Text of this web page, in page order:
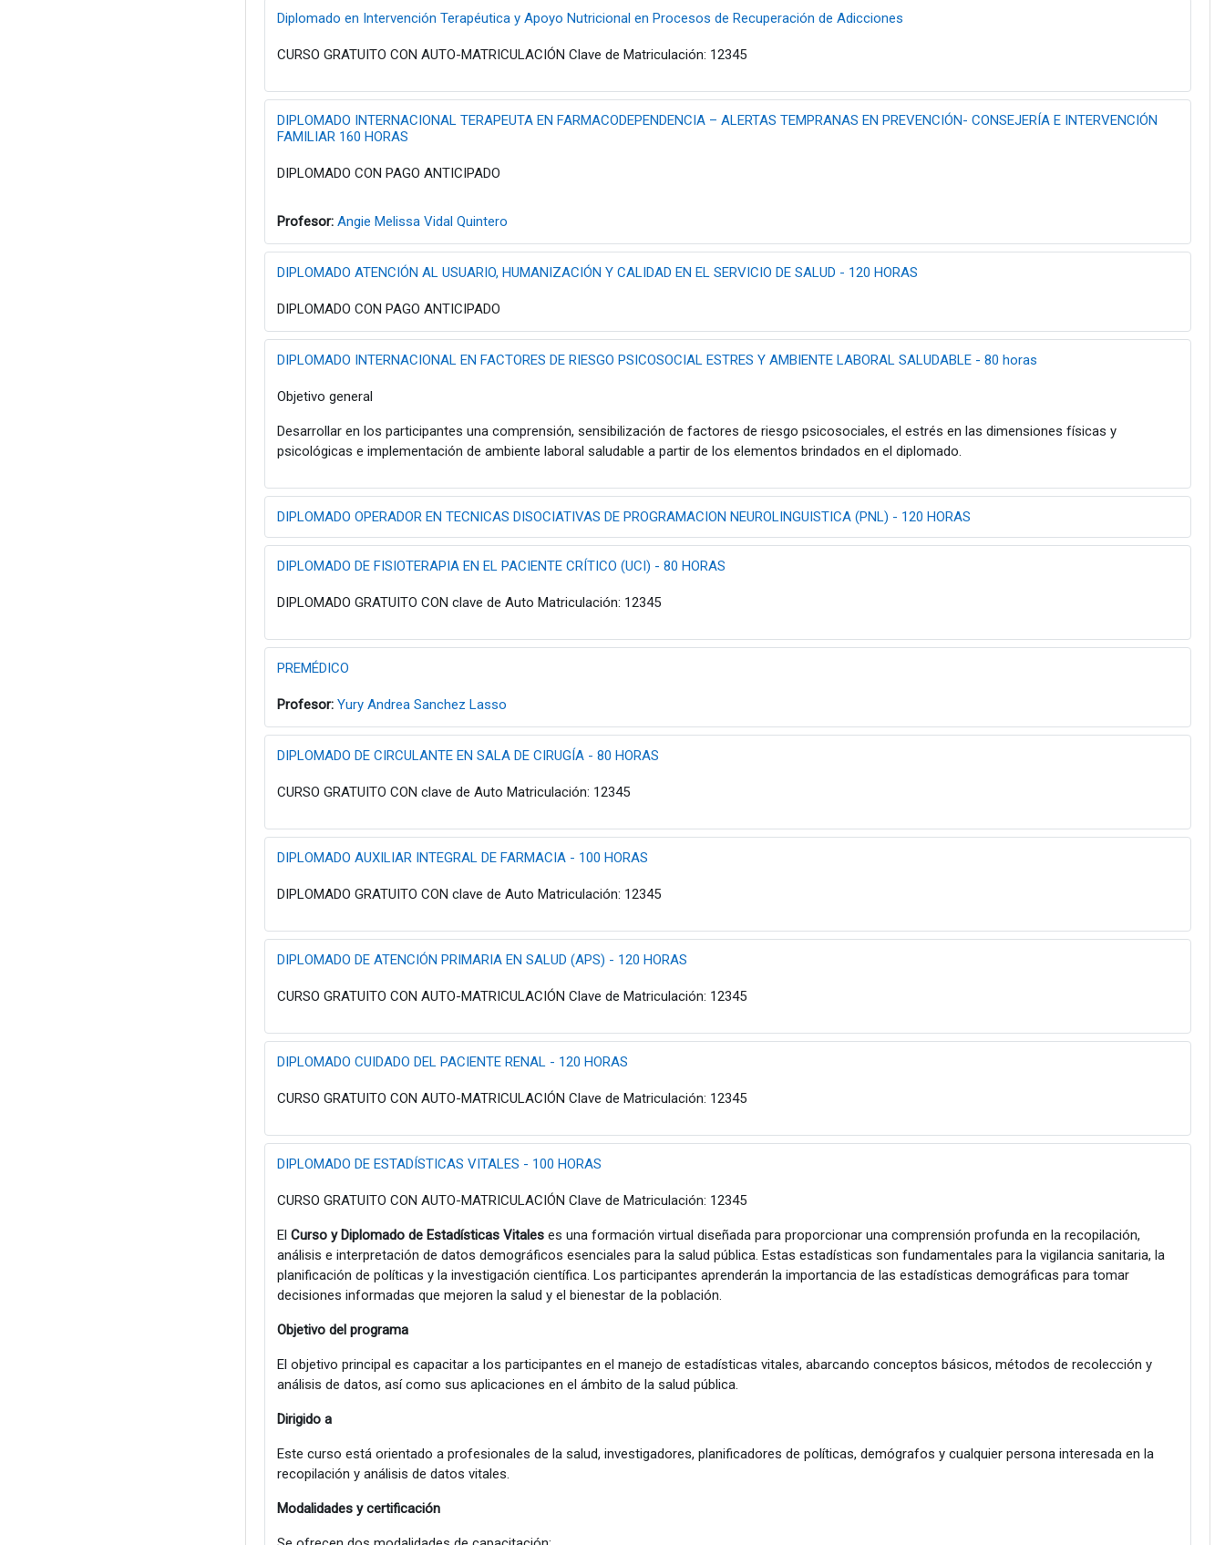
Diplomado en Intervención Terapéutica y Apoyo Nutricional en Procesos de Recuperación de Adicciones
CURSO GRATUITO CON AUTO-MATRICULACIÓN Clave de Matriculación: 12345
DIPLOMADO INTERNACIONAL TERAPEUTA EN FARMACODEPENDENCIA – ALERTAS TEMPRANAS EN PREVENCIÓN- CONSEJERÍA E INTERVENCIÓN
FAMILIAR 160 HORAS
DIPLOMADO CON PAGO ANTICIPADO
Profesor: Angie Melissa Vidal Quintero
DIPLOMADO ATENCIÓN AL USUARIO, HUMANIZACIÓN Y CALIDAD EN EL SERVICIO DE SALUD - 120 HORAS
DIPLOMADO CON PAGO ANTICIPADO
DIPLOMADO INTERNACIONAL EN FACTORES DE RIESGO PSICOSOCIAL ESTRES Y AMBIENTE LABORAL SALUDABLE - 80 horas
Objetivo general
Desarrollar en los participantes una comprensión, sensibilización de factores de riesgo psicosociales, el estrés en las dimensiones físicas y
psicológicas e implementación de ambiente laboral saludable a partir de los elementos brindados en el diplomado.
DIPLOMADO OPERADOR EN TECNICAS DISOCIATIVAS DE PROGRAMACION NEUROLINGUISTICA (PNL) - 120 HORAS
DIPLOMADO DE FISIOTERAPIA EN EL PACIENTE CRÍTICO (UCI) - 80 HORAS
DIPLOMADO GRATUITO CON clave de Auto Matriculación: 12345
PREMÉDICO
Profesor: Yury Andrea Sanchez Lasso
DIPLOMADO DE CIRCULANTE EN SALA DE CIRUGÍA - 80 HORAS
CURSO GRATUITO CON clave de Auto Matriculación: 12345
DIPLOMADO AUXILIAR INTEGRAL DE FARMACIA - 100 HORAS
DIPLOMADO GRATUITO CON clave de Auto Matriculación: 12345
DIPLOMADO DE ATENCIÓN PRIMARIA EN SALUD (APS) - 120 HORAS
CURSO GRATUITO CON AUTO-MATRICULACIÓN Clave de Matriculación: 12345
DIPLOMADO CUIDADO DEL PACIENTE RENAL - 120 HORAS
CURSO GRATUITO CON AUTO-MATRICULACIÓN Clave de Matriculación: 12345
DIPLOMADO DE ESTADÍSTICAS VITALES - 100 HORAS
CURSO GRATUITO CON AUTO-MATRICULACIÓN Clave de Matriculación: 12345
El Curso y Diplomado de Estadísticas Vitaleses una formación virtual diseñada para proporcionar una comprensión profunda en la recopilación,
análisis e interpretación de datos demográficos esenciales para la salud pública. Estas estadísticas son fundamentales para la vigilancia sanitaria, la
planificación de políticas y la investigación científica. Los participantes aprenderán la importancia de las estadísticas demográficas para tomar
decisiones informadas que mejoren la salud y el bienestar de la población.
Objetivo del programa
El objetivo principal es capacitar a los participantes en el manejo de estadísticas vitales, abarcando conceptos básicos, métodos de recolección y
análisis de datos, así como sus aplicaciones en el ámbito de la salud pública.
Dirigido a
Este curso está orientado a profesionales de la salud, investigadores, planificadores de políticas, demógrafos y cualquier persona interesada en la
recopilación y análisis de datos vitales.
Modalidades y certificación